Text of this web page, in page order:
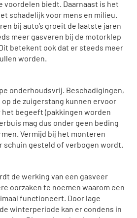
voordelen biedt. Daarnaast is het
schadelijk voor mens en milieu.
bij auto’s groeit de laatste jaren
meer gasveren bij de motorklep
betekent ook dat er steeds meer
worden.
onderhoudsvrij. Beschadigingen,
de zuigerstang kunnen ervoor
het begeeft (pakkingen worden
mag dus onder geen beding
Vermijd bij het monteren
schuin gesteld of verbogen wordt.
de werking van een gasveer
oorzaken te noemen waarom een
functioneert. Door lage
winterperiode kan er condens in